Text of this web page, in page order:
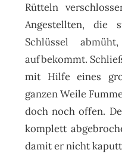
Rütteln
Angestellten, die
Schlüssel
aufbekommt.
mit Hilfe eines
ganzen Weile
doch noch offen.
komplett
damit er nicht